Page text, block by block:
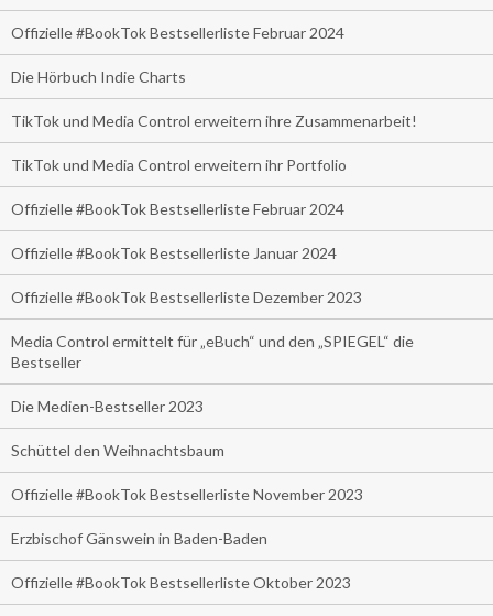
Offizielle #BookTok Bestsellerliste Februar 2024
Die Hörbuch Indie Charts
TikTok und Media Control erweitern ihre Zusammenarbeit!
TikTok und Media Control erweitern ihr Portfolio
Offizielle #BookTok Bestsellerliste Februar 2024
Offizielle #BookTok Bestsellerliste Januar 2024
Offizielle #BookTok Bestsellerliste Dezember 2023
Media Control ermittelt für „eBuch“ und den „SPIEGEL“ die
Bestseller
Die Medien-Bestseller 2023
Schüttel den Weihnachtsbaum
Offizielle #BookTok Bestsellerliste November 2023
Erzbischof Gänswein in Baden-Baden
Offizielle #BookTok Bestsellerliste Oktober 2023